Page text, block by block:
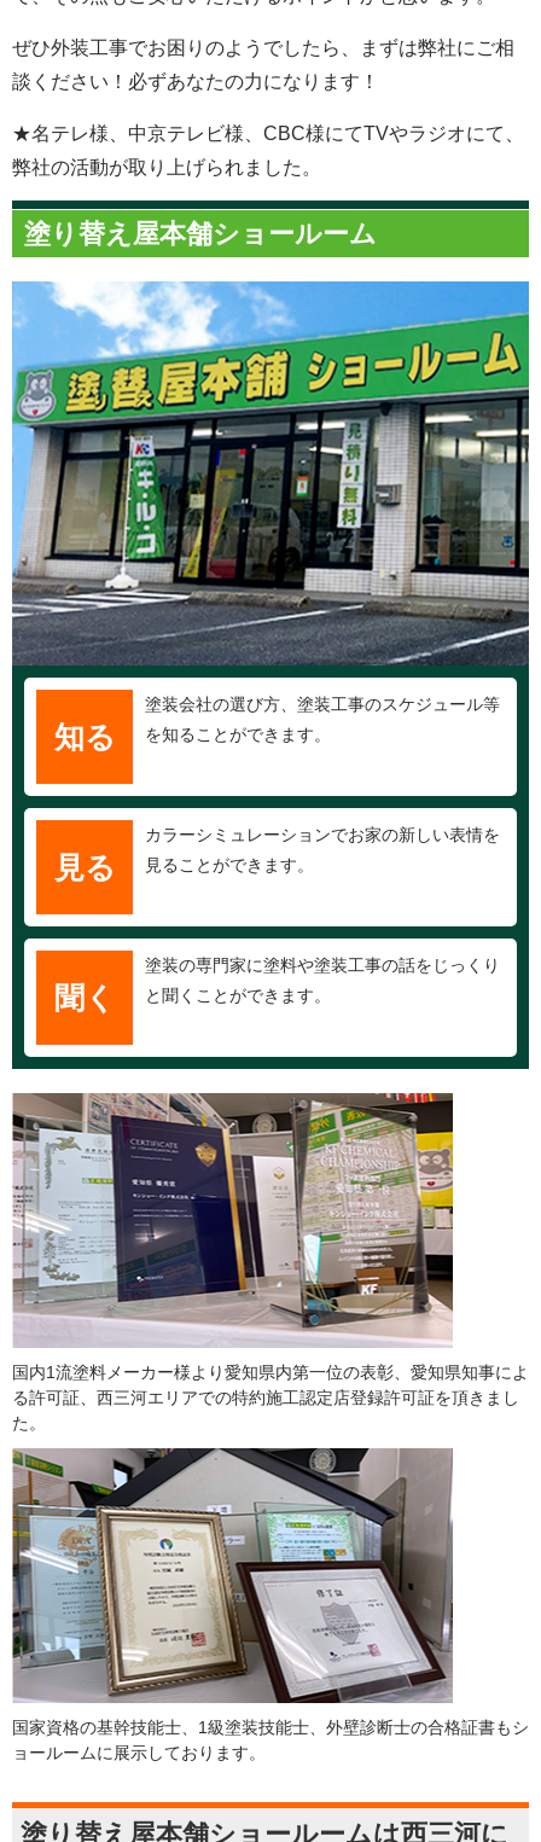
ぜひ外装工事でお困りのようでしたら、まずは弊社にご相
談ください！必ずあなたの力になります！
★名テレ様、中京テレビ様、CBC様にてTVやラジオにて、
弊社の活動が取り上げられました。
塗り替え屋本舗ショールーム
知る
塗装会社の選び方、塗装工事のスケジュール等
を知ることができます。
見る
カラーシミュレーションでお家の新しい表情を
見ることができます。
聞く
塗装の専門家に塗料や塗装工事の話をじっくり
と聞くことができます。
国内1流塗料メーカー様より愛知県内第一位の表彰、愛知県知事によ
る許可証、西三河エリアでの特約施工認定店登録許可証を頂きまし
た。
国家資格の基幹技能士、1級塗装技能士、外壁診断士の合格証書もシ
ョールームに展示しております。
塗り替え屋本舗ショールームは西三河に